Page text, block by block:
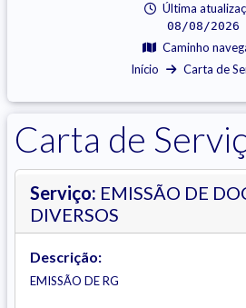
Última
08/08/2026
Caminho
Início
Carta de
Carta de
Serviço: EMISSÃO DE
DIVERSOS
Descrição:
EMISSÃO DE RG